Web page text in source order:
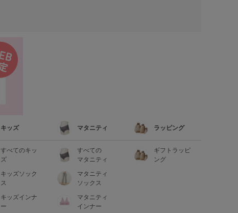
キッズ
すべてのキッ
ズ
キッズソック
ス
キッズインナ
ー
マタニティ
すべての
マタニティ
マタニティ
ソックス
マタニティ
インナー
ラッピング
ギフトラッピ
ング